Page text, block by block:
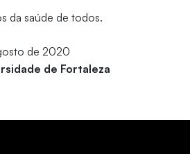
da saúde de todos.
de 2020
de Fortaleza